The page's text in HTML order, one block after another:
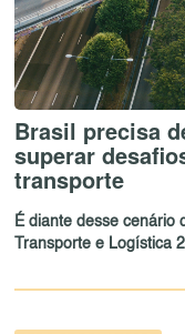
Brasil precisa
superar
transporte
É diante desse cenário
Transporte e Logística